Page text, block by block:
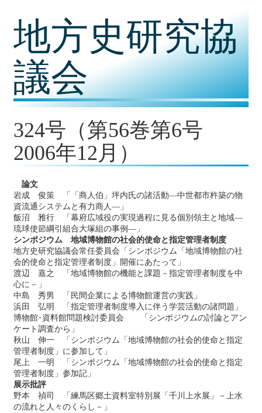
地方史研究協
議会
324号（第56巻第6号
2006年12月）
論文
岩成 俊策 「「商人伯」坪内氏の諸活動―中世都市杵築の物
資流通システムと有力商人―」
飯沼 雅行 「幕府広域役の実現過程に見る個別領主と地域―
琉球使節綱引組合大塚組の事例―」
シンポジウム 地域博物館の社会的使命と指定管理者制度
地方史研究協議会常任委員会「シンポジウム「地域博物館の社
会的使命と指定管理者制度」開催にあたって」
渡辺 嘉之 「地域博物館の機能と課題－指定管理者制度を中
心に－」
中島 秀男 「民間企業による博物館運営の実践」
浜田 弘明 「指定管理者制度導入に伴う学芸活動の諸問題」
博物館･資料館問題検討委員会 「シンポジウムの討論とアン
ケート調査から」
秋山 伸一 「シンポジウム「地域博物館の社会的使命と指定
管理者制度」に参加して」
尾上 一明 「シンポジウム「地域博物館の社会的使命と指定
管理者制度」参加記」
展示批評
野本 禎司 「練馬区郷土資料室特別展「千川上水展」－上水
の流れと人々のくらし－」